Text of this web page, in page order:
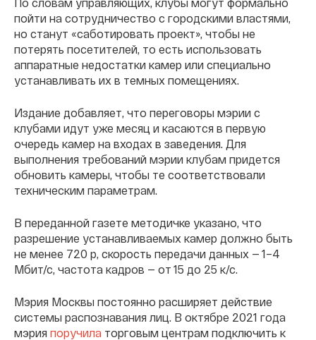
пойти на сотрудничество с городскими властями,
но станут «саботировать проект», чтобы не
потерять посетителей, то есть использовать
аппаратные недостатки камер или специально
устанавливать их в темных помещениях.
Издание добавляет, что переговоры мэрии с
клубами идут уже месяц и касаются в первую
очередь камер на входах в заведения. Для
выполнения требований мэрии клубам придется
обновить камеры, чтобы те соответствовали
техническим параметрам.
В переданной газете методичке указано, что
разрешение устанавливаемых камер должно быть
не менее 720 p, скорость передачи данных — 1–4
Мбит/с, частота кадров — от 15 до 25 к/с.
Мэрия Москвы постоянно расширяет действие
системы распознавания лиц. В октябре 2021 года
мэрия поручила торговым центрам подключить к